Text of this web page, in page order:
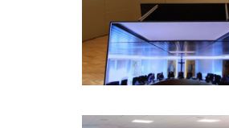
La mundialización
El amor en el mundo
Los empobrecidos por el
mundo
Radio — Mundo obrero hoy